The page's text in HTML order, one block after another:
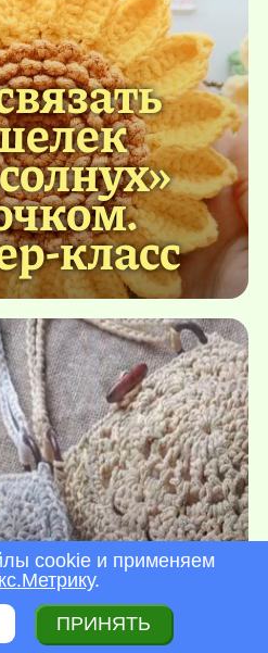
класс
сумочка
cookie и применяем
.
ПРИНЯТЬ